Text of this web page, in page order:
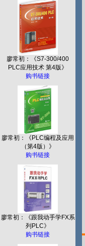
廖常初：《S7-300/400
PLC应用技术 第4版》
购书链接
廖常初：《PLC编程及应用
（第4版）》
购书链接
廖常初：《跟我动手学FX系
列PLC》
购书链接